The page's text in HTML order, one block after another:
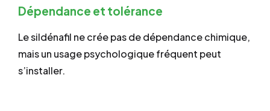
Dépendance et tolérance
Le sildénafil ne crée pas de dépendance chimique,
mais un usage psychologique fréquent peut
s’installer.